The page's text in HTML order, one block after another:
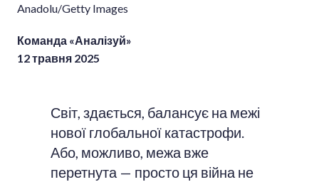
Anadolu/Getty Images
Команда «Аналізуй»
12 травня 2025
Світ, здається, балансує на межі
нової глобальної катастрофи.
Або, можливо, межа вже
перетнута — просто ця війна не